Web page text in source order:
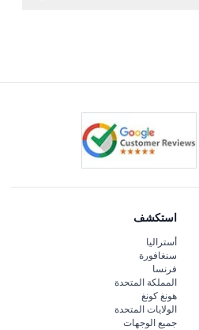
استكشف
أستراليا
سنغافورة
فرنسا
المملكة المتحدة
هونغ كونغ
الولايات المتحدة
جميع الوجهات